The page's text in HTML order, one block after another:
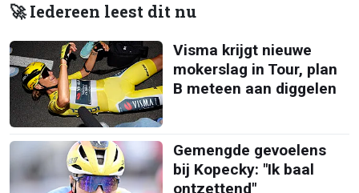
🚀 Iedereen leest dit nu
Visma krijgt nieuwe
mokerslag in Tour, plan
B meteen aan diggelen
Gemengde gevoelens
bij Kopecky: "Ik baal
ontzettend"